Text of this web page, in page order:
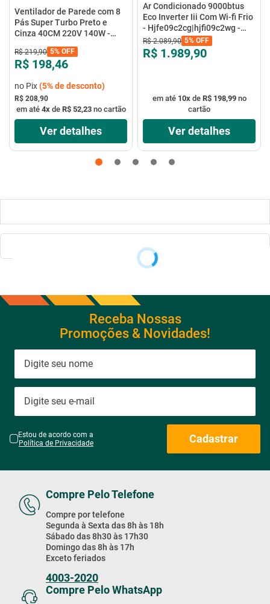
Ventilador de Parede com 8
Pás Super Turbo Preto e
Cinza 40CM 220V 140W -
R$ 219,90 5% OFF
R$ 198,46
no Pix(5%de desconto)
R$ 208,90
em até 4xde R$ 52,23no cartão
Ver detalhes
Ar Condicionado 9000btus
Eco Inverter Iii Com Wi-fi Frio
- Hjfe09c2cg|hjfi09c2wg -
Elgin
R$ 2.089,90 5% OFF
R$ 1.989,90
em até 10xde R$ 198,99no
cartão
Ver detalhes
Receba Nossas
Promoções & Novidades!
Estou de acordo com a
Política de Privacidade
Cadastrar
Compre Pelo Telefone
Compre por telefone
Segunda à Sexta das 8h às 18h
Sábado das 8h30 às 17h30
Domingo das 8h às 17h
Exceto feriados
4003-2020
Compre Pelo WhatsApp